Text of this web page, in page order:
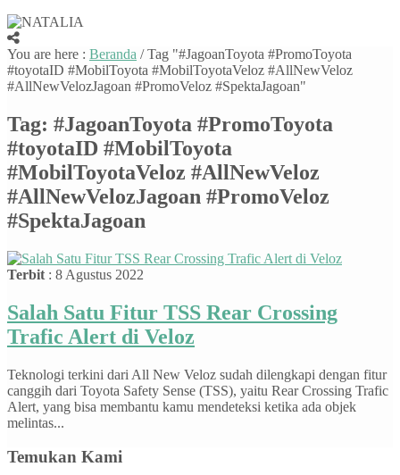
You are here : Beranda /Tag "#JagoanToyota #PromoToyota
#toyotaID #MobilToyota #MobilToyotaVeloz #AllNewVeloz
#AllNewVelozJagoan #PromoVeloz #SpektaJagoan"
Tag: #JagoanToyota #PromoToyota
#toyotaID #MobilToyota
#MobilToyotaVeloz #AllNewVeloz
#AllNewVelozJagoan #PromoVeloz
#SpektaJagoan
Terbit : 8 Agustus 2022
Salah Satu Fitur TSS Rear Crossing
Trafic Alert di Veloz
Teknologi terkini dari All New Veloz sudah dilengkapi dengan fitur
canggih dari Toyota Safety Sense (TSS), yaitu Rear Crossing Trafic
Alert, yang bisa membantu kamu mendeteksi ketika ada objek
melintas...
Temukan Kami